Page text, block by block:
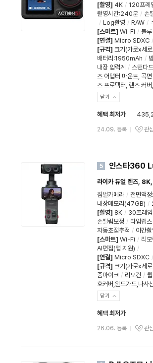
[촬영] 4K / 120프레
촬영시간:240분 / 손
/ Log촬영 / RAW /
[스마트] Wi-Fi / 블
[연결] Micro SDXC /
[규격] 크기(가로x세
배터리:1950mAh /
내장 압력계 / 스탠다
즈 어댑터 마운트, 곡
즈 프로텍터, 렌즈 커
닫기
혜택 최저가
24.09. 등록 관심
5 인스타360
라이카 듀얼 렌즈,
짐벌카메라 / 전면액정:
내장메모리(47GB) /
[촬영] 8K / 30프레임
손떨림보정 / 타임랩스
자동초점추적 / 야간촬
[스마트] Wi-Fi / 리
AI편집(앱 지원) /
[연결] Micro SDXC /
[규격] 크기(가로x세
줌마이크 / 리모컨 /
호커버,윈드가드,나사
닫기
혜택 최저가
26.06. 등록 관심